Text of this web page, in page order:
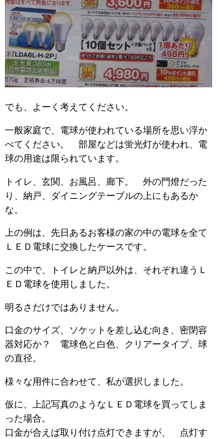
でも、よーく考えてください。
一般家庭で、電球が使われている場所を思い浮か
べてください。 部屋などは蛍光灯が使われ、電
球の用途は限られています。
トイレ、玄関、お風呂、廊下。 外の門燈だった
り、納戸、ダイニングテーブルの上にもあるか
な。
上の例は、先日あるお客様の家の中の電球を全て
ＬＥＤ電球に交換したケースです。
この中で、トイレと納戸以外は、それぞれ違うＬ
ＥＤ電球を使用しました。
明るさだけではありません。
口金のサイズ、ソケットを差し込む向き、密閉容
器対応か？ 電球色と白色、クリアータイプ、球
の直径。
様々な用件に合わせて、私が選択しました。
仮に、上記写真のようなＬＥＤ電球を買ってしま
った場合。
口金が合えば取り付け点灯できますが、 点灯す